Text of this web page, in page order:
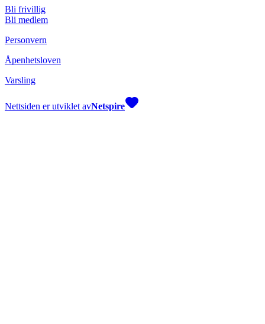
Bli frivillig
Bli medlem
Personvern
Åpenhetsloven
Varsling
Nettsiden er utviklet avNetspire